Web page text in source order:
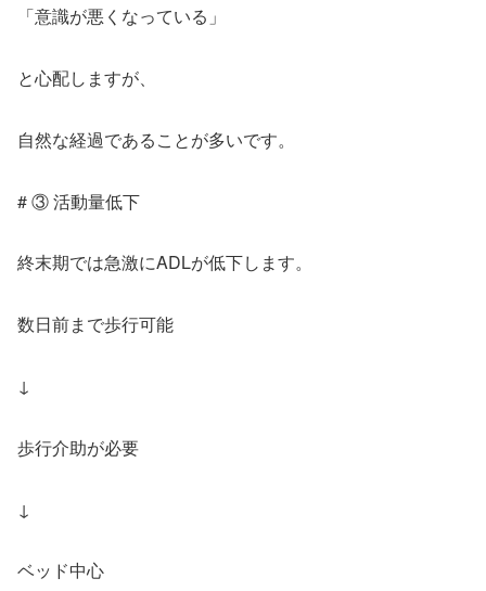
「意識が悪くなっている」
と心配しますが、
自然な経過であることが多いです。
# ③ 活動量低下
終末期では急激にADLが低下します。
数日前まで歩行可能
↓
歩行介助が必要
↓
ベッド中心